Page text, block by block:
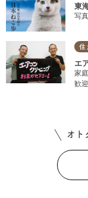
東
写
住
エ
家
歓
オト